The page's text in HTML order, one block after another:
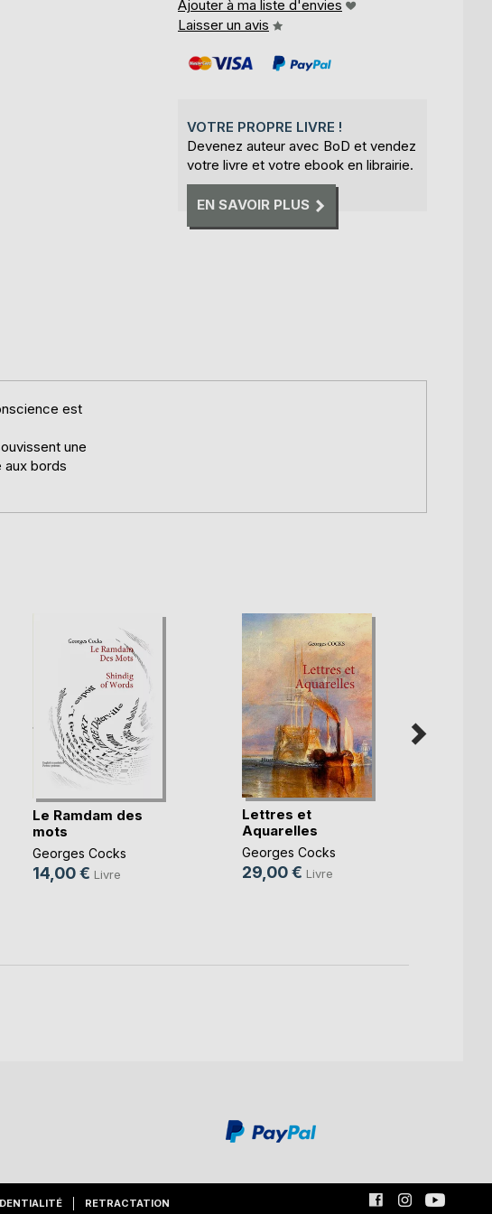
Ajouter à ma liste d'envies
Laisser un avis
VOTRE PROPRE LIVRE !
Devenez auteur avec BoD et vendez
votre livre et votre ebook en librairie.
EN SAVOIR PLUS
est
une
aux bords
Le Ramdam des
mots
Georges Cocks
14,00 € Livre
Lettres et
Aquarelles
Georges Cocks
29,00 € Livre
RETRACTATION